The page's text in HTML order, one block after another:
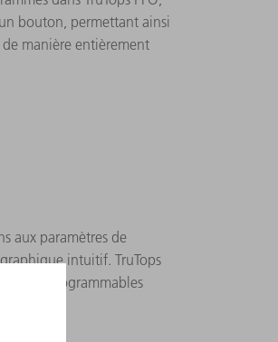
bouton, permettant ainsi
manière entièrement
aux paramètres de
intuitif. TruTops
programmables